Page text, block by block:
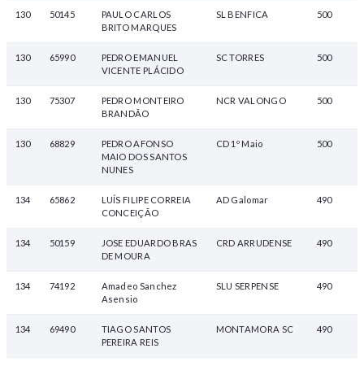
130 50145
PAULO CARLOS
BRITO MARQUES
SL BENFICA 500
130 65990
PEDRO EMANUEL
VICENTE PLÁCIDO
SC TORRES 500
130 75307
PEDRO MONTEIRO
BRANDÃO
NCR VALONGO 500
130 68829
PEDRO AFONSO
MAIO DOS SANTOS
NUNES
CD 1º Maio 500
134 65862
LUÍS FILIPE CORREIA
CONCEIÇÃO
AD Galomar 490
134 50159
JOSE EDUARDO BRAS
DE MOURA
CRD ARRUDENSE 490
134 74192
Amadeo Sanchez
Asensio
SLU SERPENSE 490
134 69490
TIAGO SANTOS
PEREIRA REIS
MONTAMORA SC 490